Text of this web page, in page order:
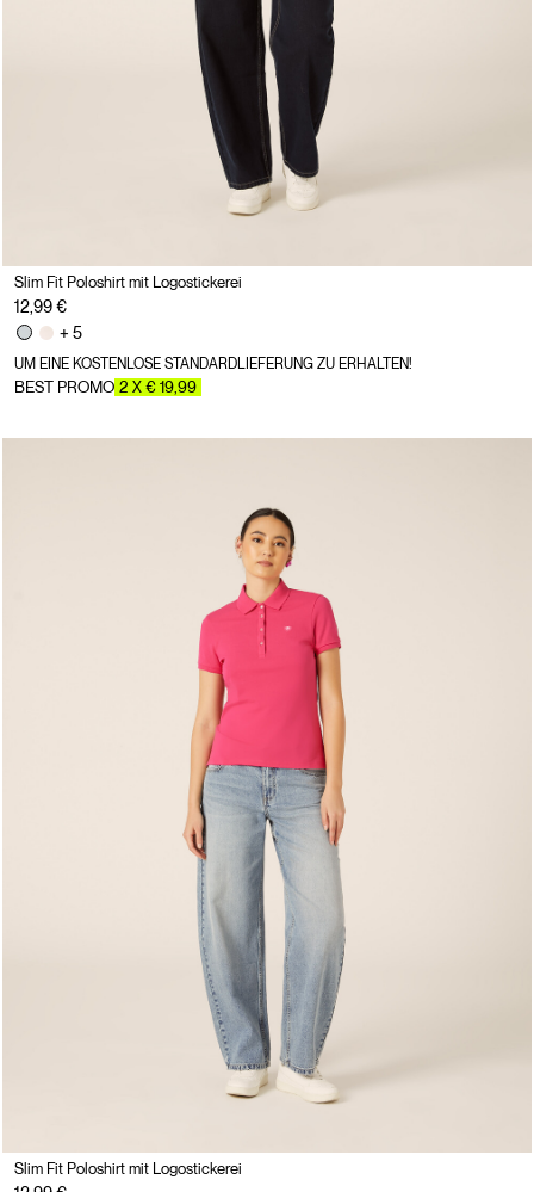
Slim Fit Poloshirt mit Logostickerei
12,99 €
+ 5
UM EINE KOSTENLOSE STANDARDLIEFERUNG ZU ERHALTEN!
BEST PROMO 2 X € 19,99
Slim Fit Poloshirt mit Logostickerei